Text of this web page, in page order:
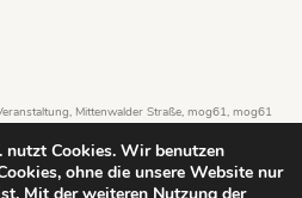
, Mittenwalder Straße, mog61, mog61
nutzt Cookies. Wir benutzen
ohne die unsere Website nur